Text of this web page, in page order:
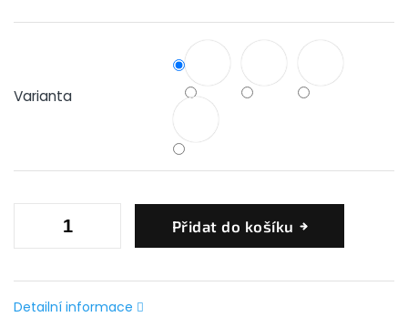
cena:
Varianta
Přidat do košíku
Detailní informace